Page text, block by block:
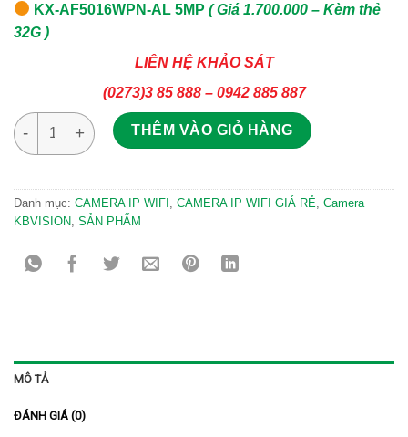
KX-AF5016WPN-AL 5MP( Giá 1.700.000 – Kèm thẻ
32G )
LIÊN HỆ KHẢO SÁT
(0273)3 85 888 – 0942 885 887
Camera IP PTZ Wifi 2MP KBVISION KX-AF2016WPN-AL số lượng
THÊM VÀO GIỎ HÀNG
Danh mục: CAMERA IP WIFI CAMERA IP WIFI GIÁ RẺ Camera
KBVISION SẢN PHẨM
MÔ TẢ
ĐÁNH GIÁ (0)